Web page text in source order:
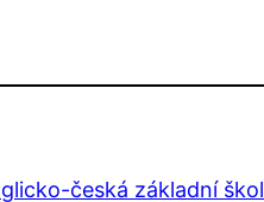
česká základní